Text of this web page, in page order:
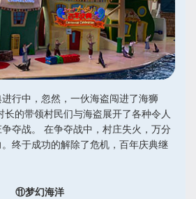
行中，忽然，一伙海盗闯进了海狮
的带领村民们与海盗展开了各种令人
夺战。 在争夺战中，村庄失火，万分
终于成功的解除了危机，百年庆典继
⑪梦幻海洋